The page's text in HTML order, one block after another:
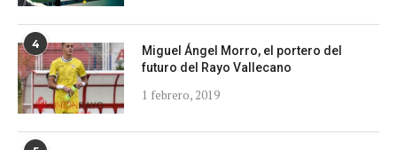
4
Miguel Ángel Morro, el portero del
futuro del Rayo Vallecano
1 febrero, 2019